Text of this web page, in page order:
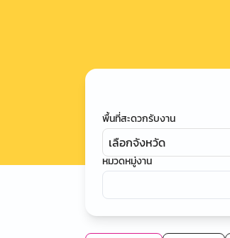
พื้นที่สะดวกรับงาน
เลือกจังหวัด
หมวดหมู่งาน